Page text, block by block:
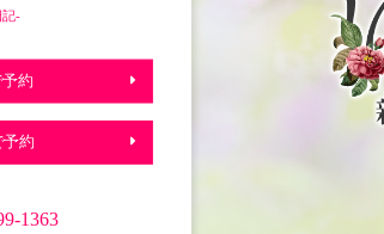
記-
約
約
1363